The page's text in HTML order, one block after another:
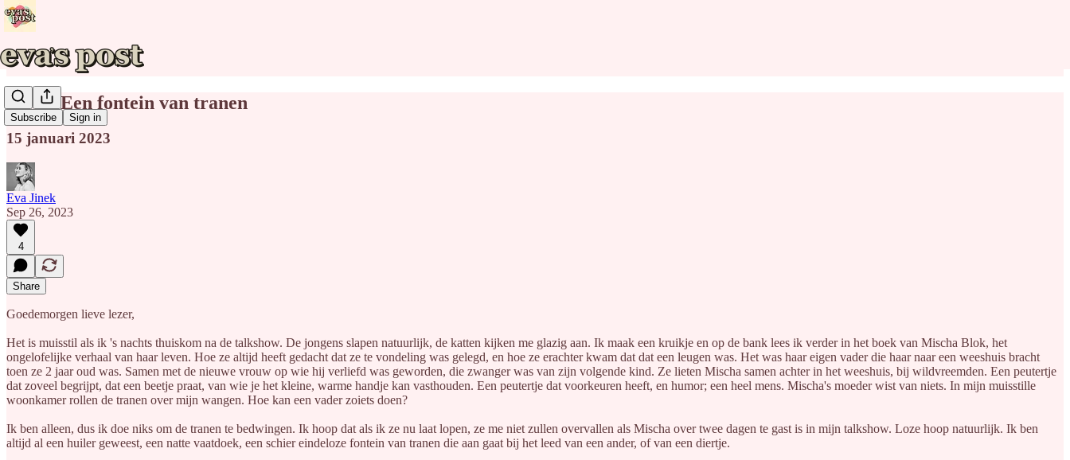
Subscribe Sign in
Nr. 20 Een fontein van tranen
15 januari 2023
Eva Jinek
Sep 26, 2023
4
Share
Goedemorgen lieve lezer,
Het is muisstil als ik 's nachts thuiskom na de talkshow. De jongens slapen natuurlijk, de katten kijken me glazig aan. Ik maak een kruikje en op de bank lees ik verder in het boek van Mischa Blok, het
ongelofelijke verhaal van haar leven. Hoe ze altijd heeft gedacht dat ze te vondeling was gelegd, en hoe ze erachter kwam dat dat een leugen was. Het was haar eigen vader die haar naar een weeshuis bracht
toen ze 2 jaar oud was. Samen met de nieuwe vrouw op wie hij verliefd was geworden, die zwanger was van zijn volgende kind. Ze lieten Mischa samen achter in het weeshuis, bij wildvreemden. Een peutertje
dat zoveel begrijpt, dat een beetje praat, van wie je het kleine, warme handje kan vasthouden. Een peutertje dat voorkeuren heeft, en humor; een heel mens. Mischa's moeder wist van niets. In mijn muisstille
woonkamer rollen de tranen over mijn wangen. Hoe kan een vader zoiets doen?
Ik ben alleen, dus ik doe niks om de tranen te bedwingen. Ik hoop dat als ik ze nu laat lopen, ze me niet zullen overvallen als Mischa over twee dagen te gast is in mijn talkshow. Loze hoop natuurlijk. Ik ben
altijd al een huiler geweest, een natte vaatdoek, een schier eindeloze fontein van tranen die aan gaat bij het leed van een ander, of van een diertje.